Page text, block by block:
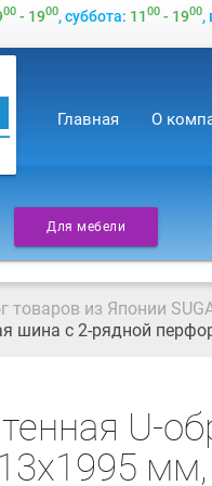
00- 1900, суббота: 1100- 1900,
Главная О
Для мебели
товаров из Японии
шина с 2-рядной
U-